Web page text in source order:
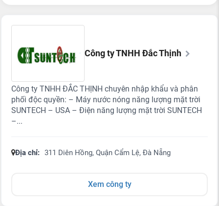
Công ty TNHH Đắc Thịnh
Công ty TNHH ĐẮC THỊNH chuyên nhập khẩu và phân
phối độc quyền: – Máy nước nóng năng lượng mặt trời
SUNTECH – USA – Điện năng lượng mặt trời SUNTECH
–...
Địa chỉ: 311 Diên Hồng, Quận Cẩm Lệ, Đà Nẵng
Xem công ty